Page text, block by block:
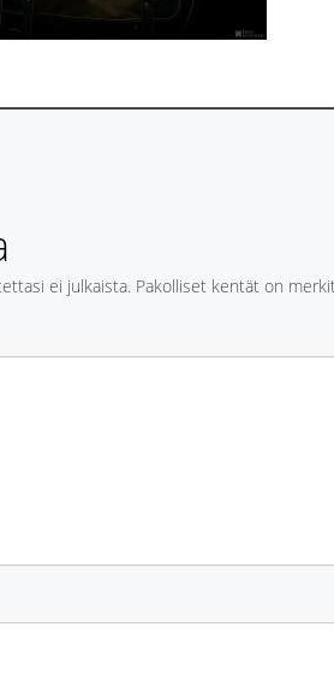
ei julkaista. Pakolliset kentät on